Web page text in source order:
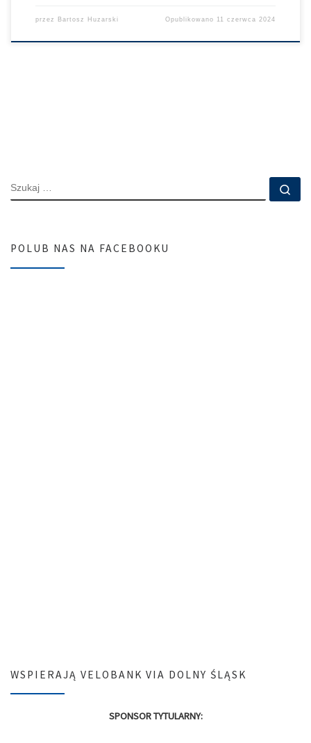
przez Bartosz Huzarski Opublikowano 11 czerwca 2024
SZUKAJ
POLUB NAS NA FACEBOOKU
WSPIERAJĄ VELOBANK VIA DOLNY ŚLĄSK
SPONSOR TYTULARNY: